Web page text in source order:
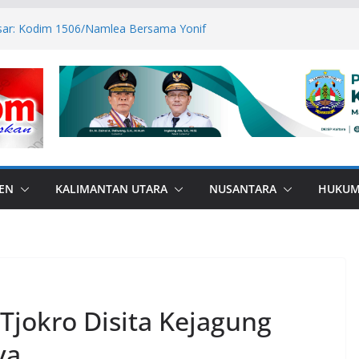
Kodim 1506/Namlea Bersama Yonif
Canangkan BSPS 2026, 916
Dapat Bantuan
di Perbatasan, Bupati Nunukan
Bullying
ASN Tetap Dibayarkan
RI–Malaysia Pulau Sebatik
KALIMANTAN UTARA NUSANTARA
Disita Kejagung